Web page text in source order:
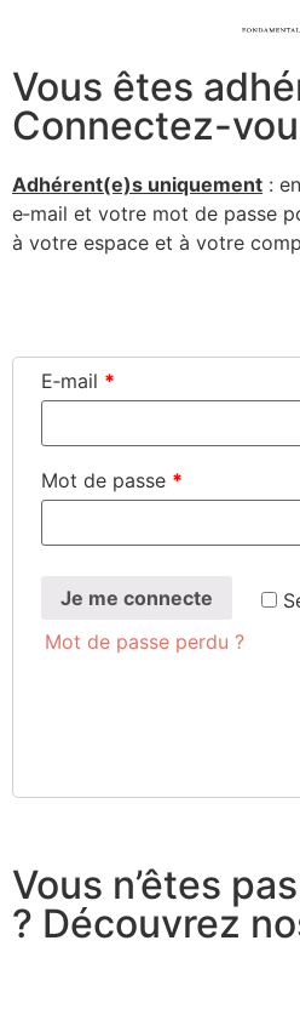
Vous êtes
Connectez-
Adhérent(e)s uni­que­ment :
e‑mail et votre mot de passe
à votre espace et à votre
E‑mail *
Mot de passe *
Je me connecte
Mot de passe perdu ?
Vous n’êtes
? Découvrez